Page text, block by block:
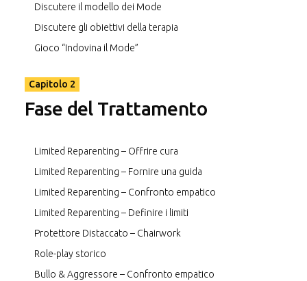
Discutere il modello dei Mode
Discutere gli obiettivi della terapia
Gioco “Indovina il Mode”
Capitolo 2
Fase del Trattamento
Limited Reparenting – Offrire cura
Limited Reparenting – Fornire una guida
Limited Reparenting – Confronto empatico
Limited Reparenting – Definire i limiti
Protettore Distaccato – Chairwork
Role-play storico
Bullo & Aggressore – Confronto empatico